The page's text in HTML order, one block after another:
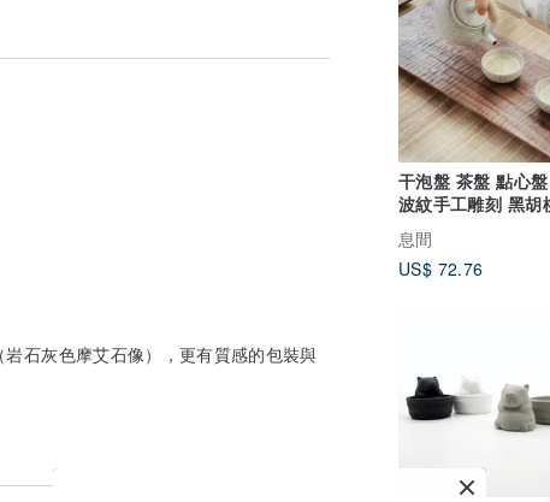
干泡盤 茶盤 點心
波紋手工雕刻 黑胡
息間
US$ 72.76
石灰色摩艾石像），更有質感的包裝與